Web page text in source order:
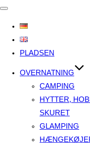
Slå
til/fra
PLADSEN
OVERNATNING
CAMPING
HYTTER,
SKURET
GLAMPING